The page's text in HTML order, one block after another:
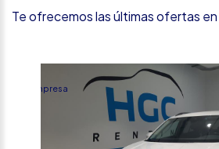
Te ofrecemos las últimas ofertas
Empresa